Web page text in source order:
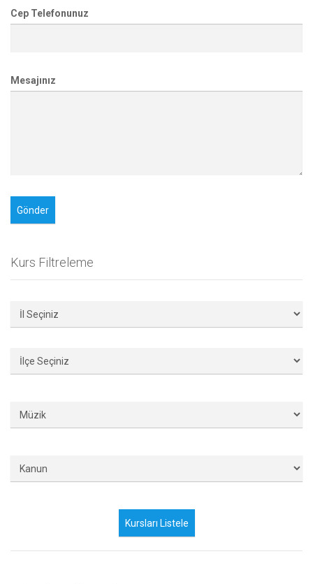
Cep Telefonunuz
Mesajınız
Kurs Filtreleme